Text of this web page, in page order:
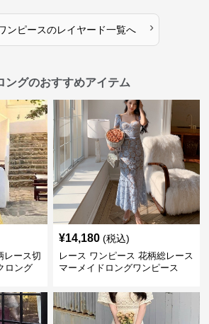
ンピースのレイヤード一覧へ ›
ングのおすすめアイテム
レース切
ロング
¥14,180 (税込)
レース ワンピース 花柄総レース
マーメイドロングワンピース